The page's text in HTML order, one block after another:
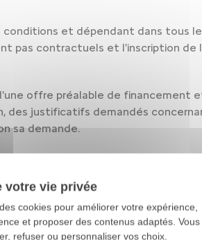
et dépendant dans tous
pas contractuels et l'inscription
offre préalable de financement
des justificatifs demandés
sa demande.
il peut demander en ligne
votre vie privée
cookies pour améliorer votre expérience,
et proposer des contenus adaptés. Vous
refuser ou personnaliser vos choix.